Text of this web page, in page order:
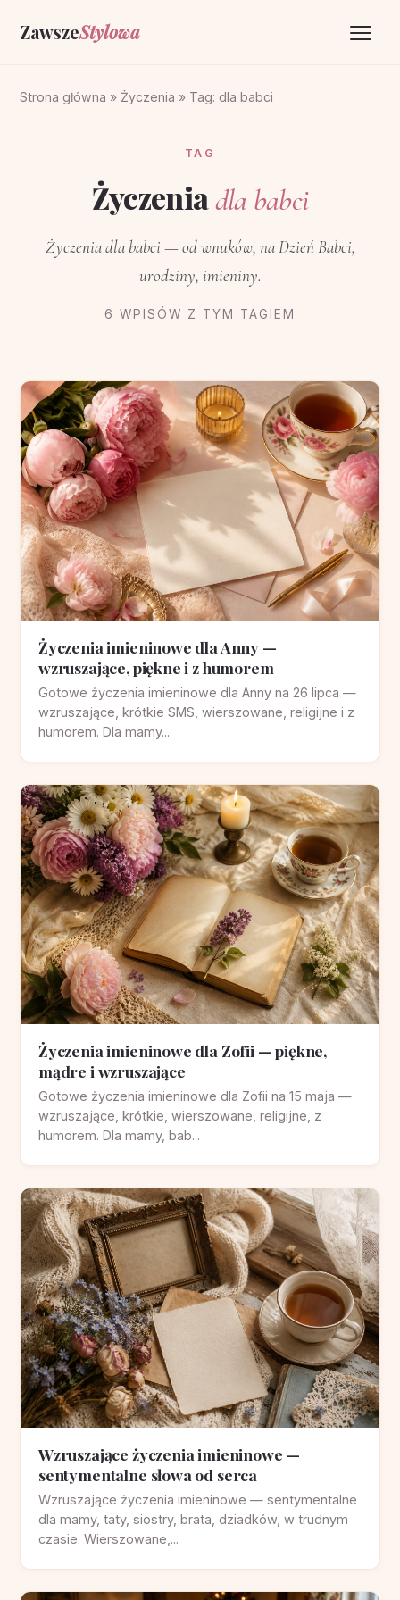
ZawszeStylowa
Strona główna » Życzenia » Tag: dla babci
TAG
Życzeniadla babci
Życzenia dla babci — od wnuków, na Dzień Babci,
urodziny, imieniny.
6 WPISÓW Z TYM TAGIEM
Życzenia imieninowe dla Anny —
wzruszające, piękne i z humorem
Gotowe życzenia imieninowe dla Anny na 26 lipca —
wzruszające, krótkie SMS, wierszowane, religijne i z
humorem. Dla mamy...
Życzenia imieninowe dla Zofii — piękne,
mądre i wzruszające
Gotowe życzenia imieninowe dla Zofii na 15 maja —
wzruszające, krótkie, wierszowane, religijne, z
humorem. Dla mamy, bab...
Wzruszające życzenia imieninowe —
sentymentalne słowa od serca
Wzruszające życzenia imieninowe — sentymentalne
dla mamy, taty, siostry, brata, dziadków, w trudnym
czasie. Wierszowane,...